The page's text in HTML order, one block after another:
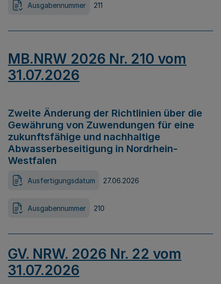
Ausgabennummer 211
MB.NRW 2026 Nr. 210 vom
31.07.2026
Zweite Änderung der Richtlinien über die
Gewährung von Zuwendungen für eine
zukunftsfähige und nachhaltige
Abwasserbeseitigung in Nordrhein-
Westfalen
Ausfertigungsdatum 27.06.2026
Ausgabennummer 210
GV. NRW. 2026 Nr. 22 vom
31.07.2026